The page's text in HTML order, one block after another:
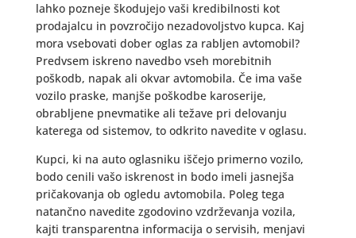
lahko pozneje škodujejo vaši kredibilnosti kot
prodajalcu in povzročijo nezadovoljstvo kupca. Kaj
mora vsebovati dober oglas za rabljen avtomobil?
Predvsem iskreno navedbo vseh morebitnih
poškodb, napak ali okvar avtomobila. Če ima vaše
vozilo praske, manjše poškodbe karoserije,
obrabljene pnevmatike ali težave pri delovanju
katerega od sistemov, to odkrito navedite v oglasu.
Kupci, ki na auto oglasniku iščejo primerno vozilo,
bodo cenili vašo iskrenost in bodo imeli jasnejša
pričakovanja ob ogledu avtomobila. Poleg tega
natančno navedite zgodovino vzdrževanja vozila,
kajti transparentna informacija o servisih, menjavi